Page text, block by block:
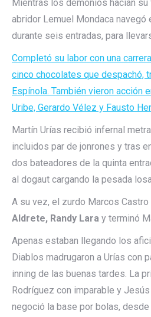
Mientras los demonios hacían
abridor Lemuel Mondaca navegó
durante seis entradas, para
Completó su labor con una
cinco chocolates que despachó,
Espínola. También vieron acción
Uribe, Gerardo Vélez y Fausto
Martín Urías recibió infernal
incluidos par de jonrones y tras
dos bateadores de la quinta
al dogaut cargando la pesada
A su vez, el zurdo Marcos
Aldrete, Randy Lara y terminó
Apenas estaban llegando los
Diablos madrugaron a Urías con
inning de las buenas tardes. La
Rodríguez con imparable y
negoció la base por bolas,